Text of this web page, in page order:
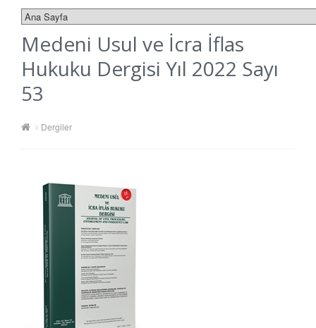
Medeni Usul ve İcra İflas
Hukuku Dergisi Yıl 2022 Sayı
53
Dergiler